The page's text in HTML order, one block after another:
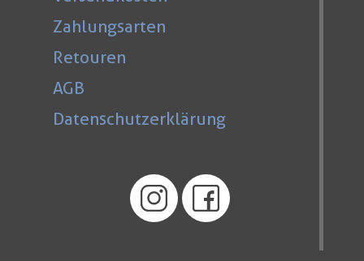
Zahlungsarten
Retouren
AGB
Datenschutzerklärung